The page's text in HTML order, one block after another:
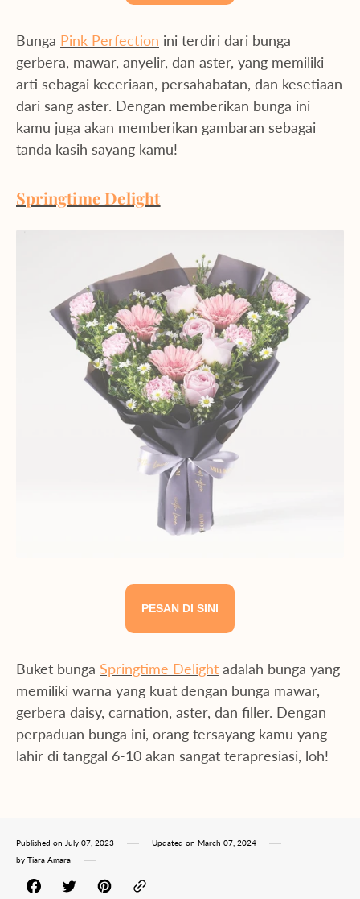
Bunga Pink Perfection ini terdiri dari bunga
gerbera, mawar, anyelir, dan aster, yang memiliki
arti sebagai keceriaan, persahabatan, dan kesetiaan
dari sang aster. Dengan memberikan bunga ini
kamu juga akan memberikan gambaran sebagai
tanda kasih sayang kamu!
Springtime Delight
PESAN DI SINI
Buket bunga Springtime Delight adalah bunga yang
memiliki warna yang kuat dengan bunga mawar,
gerbera daisy, carnation, aster, dan filler. Dengan
perpaduan bunga ini, orang tersayang kamu yang
lahir di tanggal 6-10 akan sangat terapresiasi, loh!
Published on July 07, 2023 Updated on March 07, 2024
by Tiara Amara